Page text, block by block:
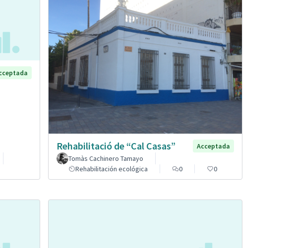
Rehabilitació de “Cal Casas”
Acceptada
Tomàs Cachinero Tamayo
Rehabilitación ecológica
0 0